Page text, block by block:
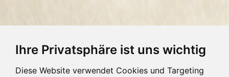
Ihre Privatsphäre ist uns wichtig
Diese Website verwendet Cookies und Targeting